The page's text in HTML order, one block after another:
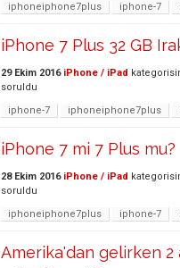
iphoneiphone7plus iphone-7
iPhone 7 Plus 32 GB
29 Ekim 2016 iPhone / iPad
soruldu
iphone-7
iphoneiphone7plus
iPhone 7 mi 7 Plus mu?
28 Ekim 2016 iPhone / iPad
soruldu
iphoneiphone7plus
iphone-7
Amerika'dan gelirken